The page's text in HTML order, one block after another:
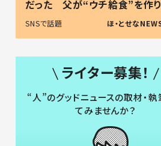
だった 父が“ウチ給食”を作
る理由とは #令和の親 #令和
SNSで話題 ほ・とせな
ライター募集！
“人”のグッドニュースの取材・執
てみませんか？